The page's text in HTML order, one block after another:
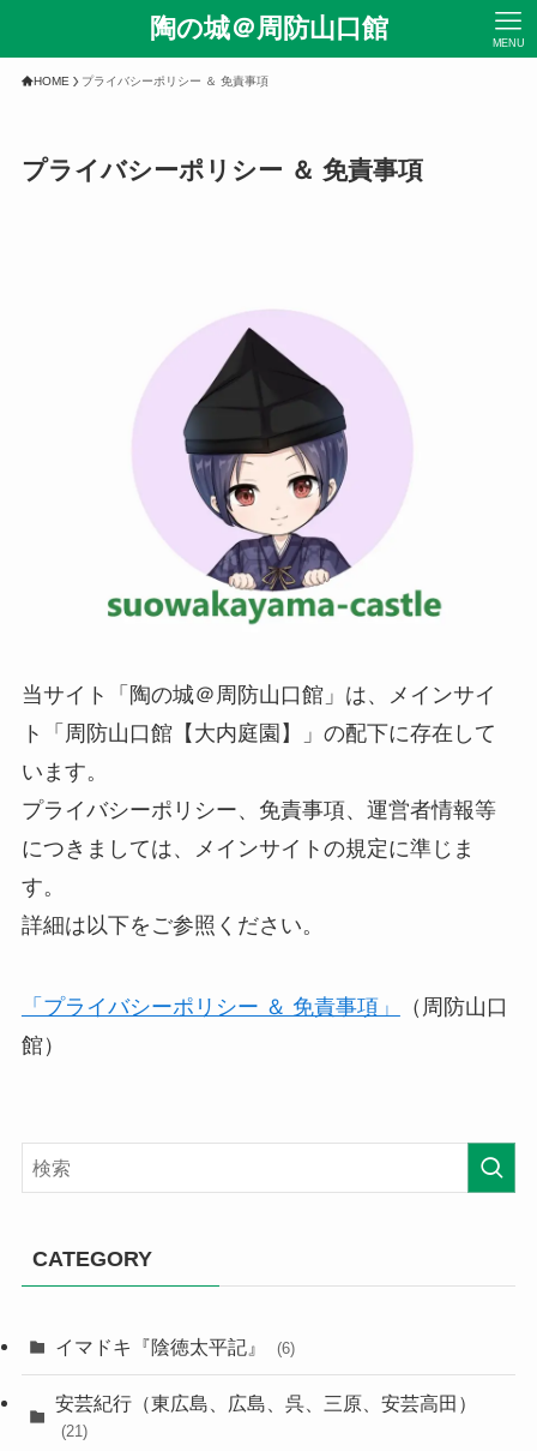
陶の城＠周防山口館 MENU
HOME プライバシーポリシー ＆ 免責事項
プライバシーポリシー ＆ 免責事項
当サイト「陶の城＠周防山口館」は、メインサイ
ト「周防山口館【大内庭園】」の配下に存在して
います。
プライバシーポリシー、免責事項、運営者情報等
につきましては、メインサイトの規定に準じま
す。
詳細は以下をご参照ください。
「プライバシーポリシー ＆ 免責事項」
（周防山口
館）
CATEGORY
イマドキ『陰徳太平記』 (6)
安芸紀行（東広島、広島、呉、三原、安芸高田）
(21)